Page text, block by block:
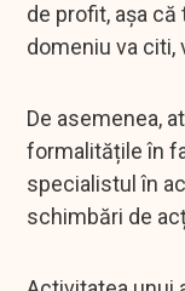
de profit, așa
domeniu va citi,
De asemenea,
formalitățile în
specialistul în
schimbări de